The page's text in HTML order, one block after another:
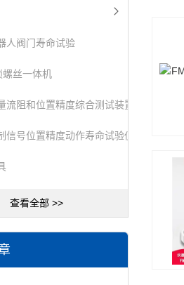
人阀门寿命试验
螺丝一体机
流阻和位置精度综合测试装置
信号位置精度动作寿命试验仪
查看全部 >>